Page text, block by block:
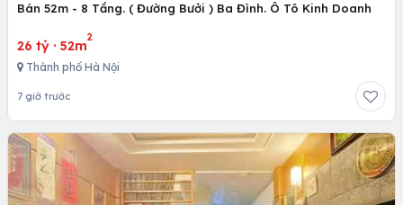
Bán 52m - 8 Tầng. ( Đường Bưởi ) Ba Đình. Ô Tô Kinh Doanh
26 tỷ · 52m
2
Thành phố Hà Nội
7 giờ trước